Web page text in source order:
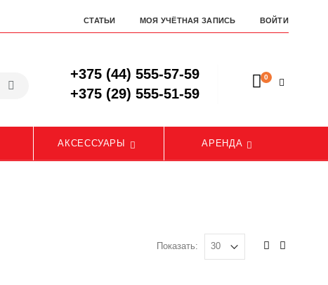
СТАТЬИ МОЯ УЧЁТНАЯ ЗАПИСЬ ВОЙТИ
+375 (44) 555-57-59
+375 (29) 555-51-59
0
АКСЕССУАРЫ АРЕНДА
Показать: